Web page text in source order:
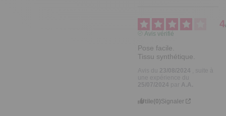
4
Avis vérifié
Pose facile.
Tissu synthétique.
Utile(0)Signaler